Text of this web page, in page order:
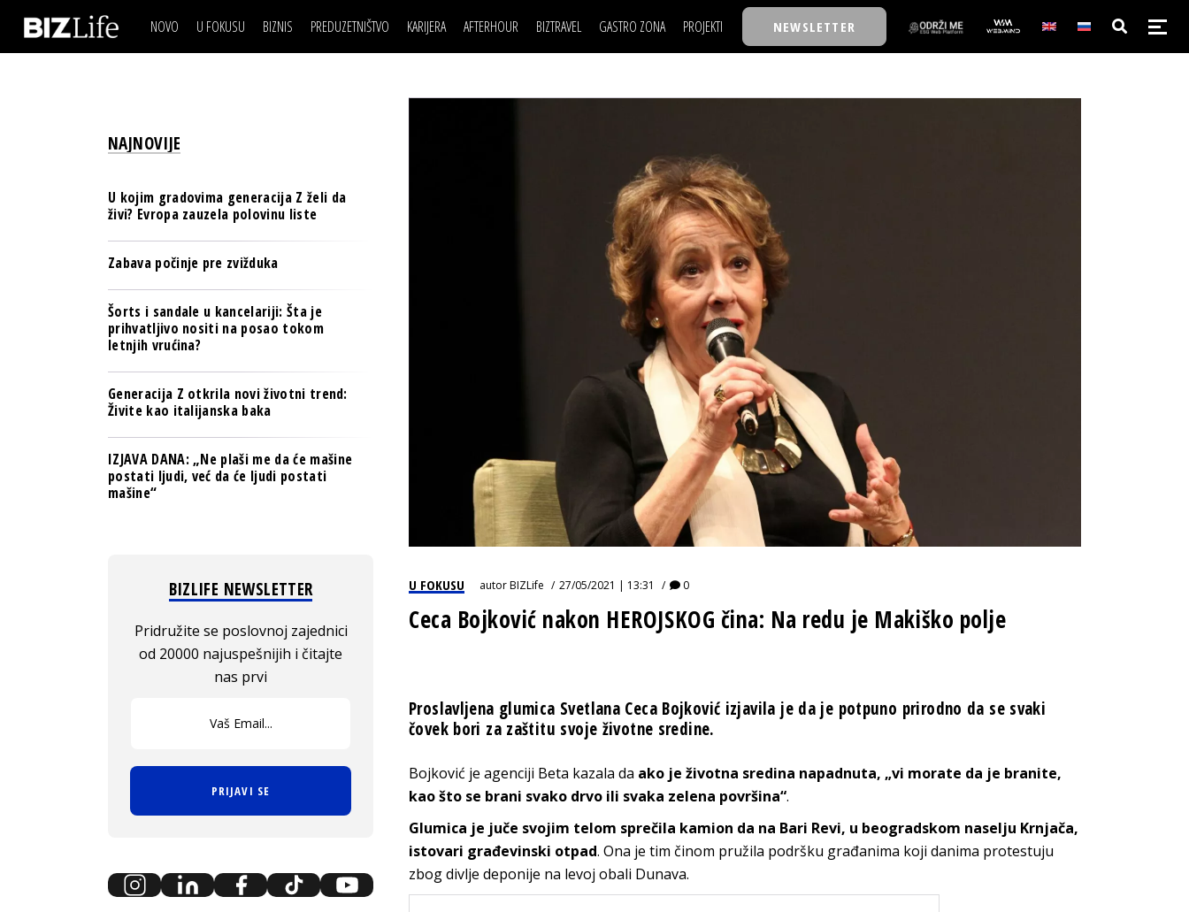
NOVO U FOKUSU BIZNIS
BANKE
OSIGURANJE
BIZNIS & SPORT
PULS REGIONA
NOVO NA RAFU
PREDUZETNIŠTVO KARIJERA AFTERHOUR BIZTRAVEL GASTRO ZONA PROJEKTI
BACK TO OFFICE/SCHOOL
BIZBENDOVI
BIZKOLEGIJUM
BMW BIZNIS LIGA
BIZLIFE WEEK
IZJAVA GODINE
NEWSLETTER
IZJAVA DANABIZNIS SCENA
BREND I KOMUNIKACIJE
OSIGURANJE
TECH I AI
NOVO NA RAFU
POSAO
MOJ UGAO
FILM I SCENA
AUTO SVET
NAJKOLEGA
30 ISPOD 30
BIZBENDOVI
BIZKOLEGIJUM
BMW BIZNIS LIGA
BIZLIFE WEEK
IZJAVA GODINE
U FOKUSU autorBIZLife 27/05/2021 | 13:31 0
Ceca Bojković nakon HEROJSKOG čina: Na redu je Makiško polje
Proslavljena glumica Svetlana Ceca Bojković izjavila je da je potpuno prirodno da se svaki
čovek bori za zaštitu svoje životne sredine.
Bojković je agenciji Beta kazala da ako je životna sredina napadnuta, „vi morate da je branite,
kao što se brani svako drvo ili svaka zelena površina“.
Glumica je juče svojim telom sprečila kamion da na Bari Revi, u beogradskom naselju Krnjača,
istovari građevinski otpad. Ona je tim činom pružila podršku građanima koji danima protestuju
zbog divlje deponije na levoj obali Dunava.
NAJNOVIJE
U kojim gradovima generacija Z želi da
živi? Evropa zauzela polovinu liste
Zabava počinje pre zvižduka
Šorts i sandale u kancelariji: Šta je
prihvatljivo nositi na posao tokom
letnjih vrućina?
Generacija Z otkrila novi životni trend:
Živite kao italijanska baka
IZJAVA DANA: „Ne plaši me da će mašine
postati ljudi, već da će ljudi postati
mašine“
BIZLIFE NEWSLETTER
Pridružite se poslovnoj zajednici
od 20000 najuspešnijih i čitajte
nas prvi
PRIJAVI SE